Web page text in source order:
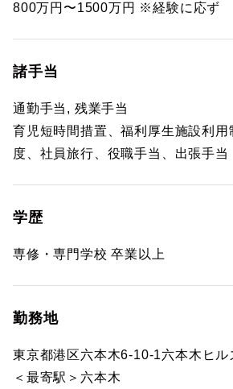
800万円〜1500万円 ※経験に応ず
諸手当
通勤手当, 残業手当
育児短時間措置、福利厚生施設利用
度、社員旅行、役職手当、出張手当
学歴
専修・専門学校 卒業以上
勤務地
東京都港区六本木6-10-1六本木ヒル
＜最寄駅＞六本木